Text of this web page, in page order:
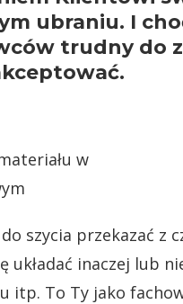
ubraniu. I
trudny do
szycia przekazać z
układać inaczej lub
itp. To Ty jako